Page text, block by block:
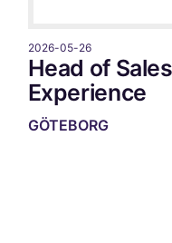
2026-05-26
Head of
Experience
GÖTEBORG